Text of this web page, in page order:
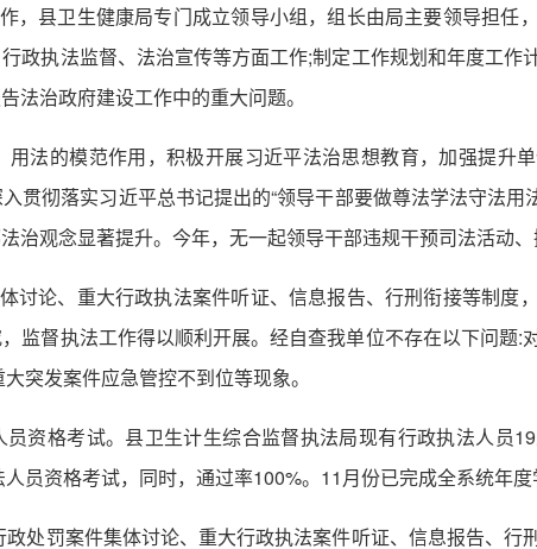
，县卫生健康局专门成立领导小组，组长由局主要领导担任
政执法监督、法治宣传等方面工作;制定工作规划和年度工作
法治政府建设工作中的重大问题。
用法的模范作用，积极开展习近平法治思想教育，加强提升
贯彻落实习近平总书记提出的“领导干部要做尊法学法守法用
治观念显著提升。今年，无一起领导干部违规干预司法活动、
讨论、重大行政执法案件听证、信息报告、行刑衔接等制度
监督执法工作得以顺利开展。经自查我单位不存在以下问题:
突发案件应急管控不到位等现象。
资格考试。县卫生计生综合监督执法局现有行政执法人员
员资格考试，同时，通过率100%。11月份已完成全系统年度
政处罚案件集体讨论、重大行政执法案件听证、信息报告、